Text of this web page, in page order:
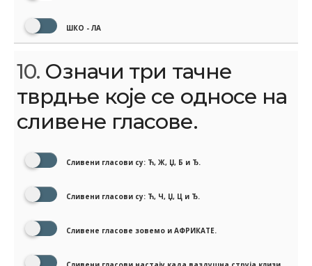
ШКО - ЛА
10. Означи три тачне
тврдње које се односе на
сливене гласове.
Сливени гласови су: Ћ, Ж, Џ, Б и Ђ.
Сливени гласови су: Ћ, Ч, Џ, Ц и Ђ.
Сливене гласове зовемо и АФРИКАТЕ.